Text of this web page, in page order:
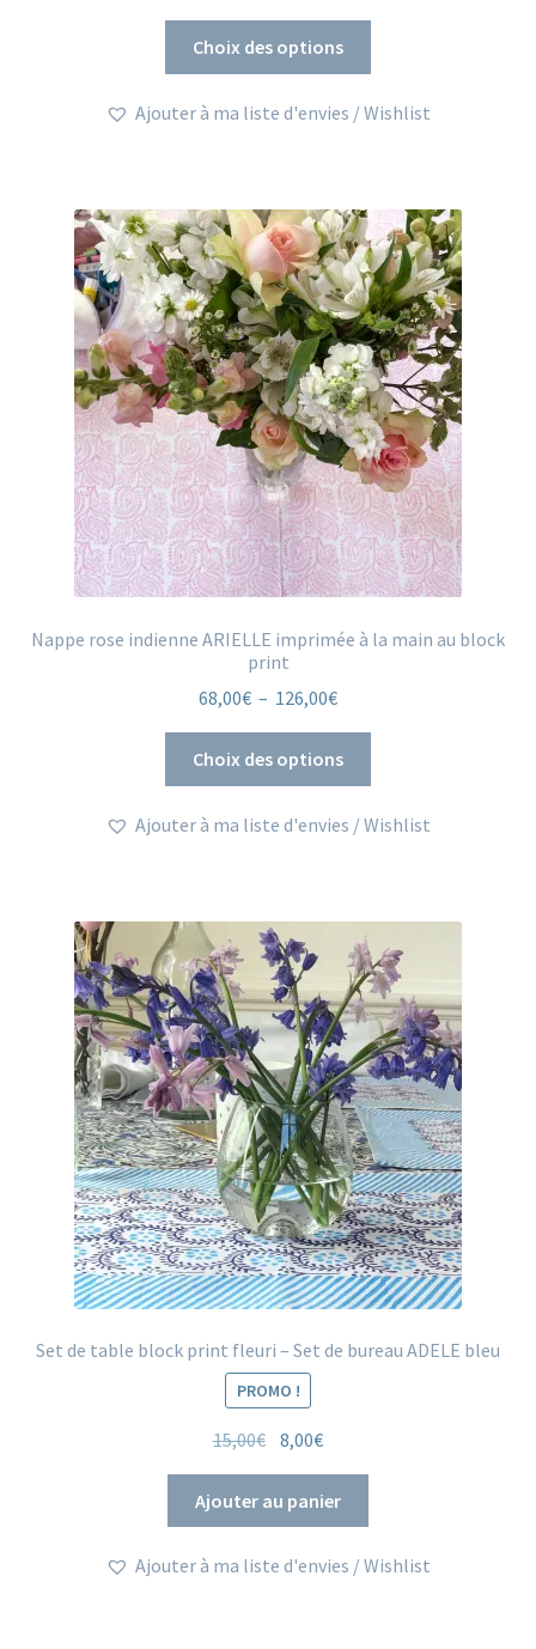
de
prix :
68,00€
à
Choix des options
plusieurs
options
peuvent
être
choisies
sur
la
page
du
produit
Ajouter à ma liste d'envies / Wishlist
Nappe rose indienne ARIELLE imprimée à la main au block
print
68,00€ – 126,00€Plage
de
prix :
68,00€
à
Choix des options
plusieurs
options
peuvent
être
choisies
sur
la
page
du
produit
Ajouter à ma liste d'envies / Wishlist
Set de table block print fleuri – Set de bureau ADELE bleu
PROMO !
15,00€ Le
initial
était :
15,00€.
8,00€Le
actuel
est :
8,00€.
Ajouter au panier
Ajouter à ma liste d'envies / Wishlist